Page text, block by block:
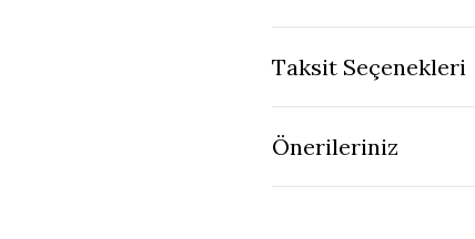
Taksit Seçenekleri
Önerileriniz